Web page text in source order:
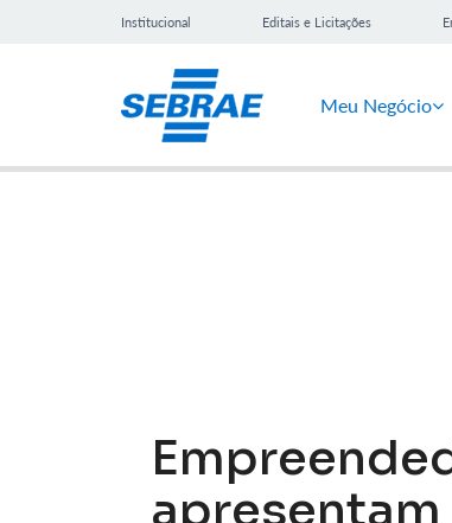
Institucional Editais e Licitações
Meu Negócio